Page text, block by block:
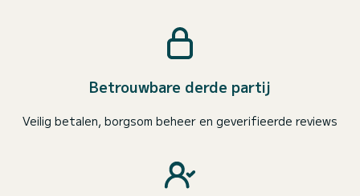
Betrouwbare derde partij
Veilig betalen, borgsom beheer en geverifieerde reviews